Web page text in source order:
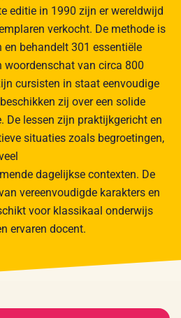
editie in 1990 zijn er wereldwijd
verkocht. De methode is
behandelt 301 essentiële
woordenschat van circa 800
cursisten in staat eenvoudige
zij over een solide
De lessen zijn praktijkgericht en
situaties zoals begroetingen,
dagelijkse contexten. De
vereenvoudigde karakters en
voor klassikaal onderwijs
ervaren docent.